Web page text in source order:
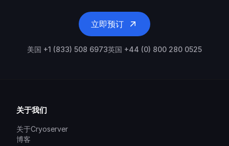
立即预订
美国 +1 (833) 508 6973英国 +44 (0) 800 280 0525
关于我们
关于Cryoserver
博客